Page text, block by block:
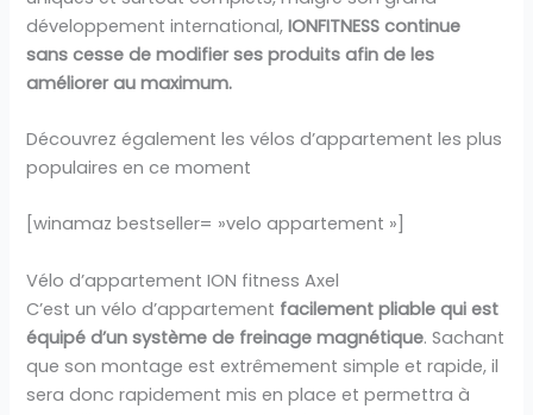
développement international, IONFITNESS continue
sans cesse de modifier ses produits afin de les
améliorer au maximum.
Découvrez également les vélos d’appartement les plus
populaires en ce moment
[winamaz bestseller= »velo appartement »]
Vélo d’appartement ION fitness Axel
C’est un vélo d’appartement facilement pliable qui est
équipé d’un système de freinage magnétique. Sachant
que son montage est extrêmement simple et rapide, il
sera donc rapidement mis en place et permettra à